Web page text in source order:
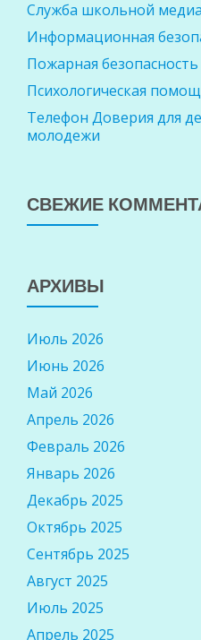
Служба школьной
Информационная
Пожарная безопасность
Психологическая
Телефон Доверия для
молодежи
СВЕЖИЕ
АРХИВЫ
Июль 2026
Июнь 2026
Май 2026
Апрель 2026
Февраль 2026
Январь 2026
Декабрь 2025
Октябрь 2025
Сентябрь 2025
Август 2025
Июль 2025
Апрель 2025